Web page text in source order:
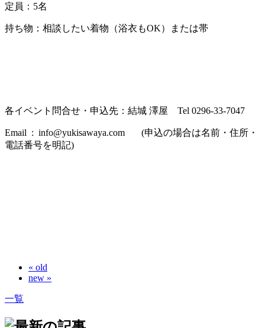
定員：5名
持ち物：相談したい着物（浴衣もOK）または帯
各イベント問合せ・申込先：結城 澤屋 Tel 0296-33-7047
Email : info@yukisawaya.com (申込の場合は名前・住所・
電話番号を明記)
« old
new »
一覧